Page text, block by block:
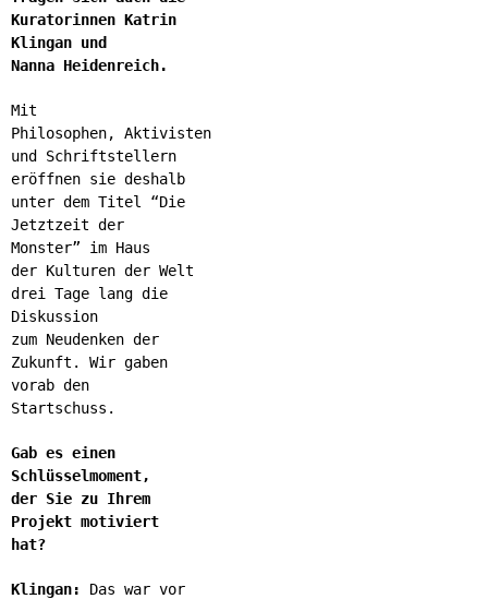
Kuratorinnen Katrin
Klingan und
Nanna Heidenreich.
Mit
Philosophen, Aktivisten
und Schriftstellern
eröffnen sie deshalb
unter dem Titel “Die
Jetztzeit der
Monster” im Haus
der Kulturen der Welt
drei Tage lang die
Diskussion
zum Neudenken der
Zukunft. Wir gaben
vorab den
Startschuss.
Gab es einen
Schlüsselmoment,
der Sie zu Ihrem
Projekt motiviert
hat?
Klingan: Das war vor